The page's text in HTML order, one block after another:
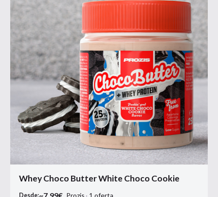
Whey Choco Butter White Choco Cookie
Desde:~7.99€ Prozis 1 oferta